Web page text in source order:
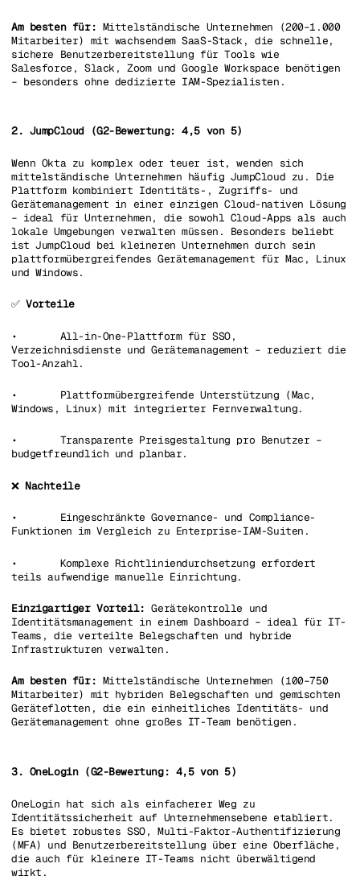
Am besten für: Mittelständische Unternehmen (200–1.000
Mitarbeiter) mit wachsendem SaaS-Stack, die schnelle,
sichere Benutzerbereitstellung für Tools wie
Salesforce, Slack, Zoom und Google Workspace benötigen
– besonders ohne dedizierte IAM-Spezialisten.
2. JumpCloud (G2-Bewertung: 4,5 von 5)
Wenn Okta zu komplex oder teuer ist, wenden sich
mittelständische Unternehmen häufig JumpCloud zu. Die
Plattform kombiniert Identitäts-, Zugriffs- und
Gerätemanagement in einer einzigen Cloud-nativen Lösung
– ideal für Unternehmen, die sowohl Cloud-Apps als auch
lokale Umgebungen verwalten müssen. Besonders beliebt
ist JumpCloud bei kleineren Unternehmen durch sein
plattformübergreifendes Gerätemanagement für Mac, Linux
und Windows.
✅Vorteile
• All-in-One-Plattform für SSO,
Verzeichnisdienste und Gerätemanagement – reduziert die
Tool-Anzahl.
• Plattformübergreifende Unterstützung (Mac,
Windows, Linux) mit integrierter Fernverwaltung.
• Transparente Preisgestaltung pro Benutzer –
budgetfreundlich und planbar.
❌Nachteile
• Eingeschränkte Governance- und Compliance-
Funktionen im Vergleich zu Enterprise-IAM-Suiten.
• Komplexe Richtliniendurchsetzung erfordert
teils aufwendige manuelle Einrichtung.
Einzigartiger Vorteil:Gerätekontrolle und
Identitätsmanagement in einem Dashboard – ideal für IT-
Teams, die verteilte Belegschaften und hybride
Infrastrukturen verwalten.
Am besten für: Mittelständische Unternehmen (100–750
Mitarbeiter) mit hybriden Belegschaften und gemischten
Geräteflotten, die ein einheitliches Identitäts- und
Gerätemanagement ohne großes IT-Team benötigen.
3. OneLogin (G2-Bewertung: 4,5 von 5)
OneLogin hat sich als einfacherer Weg zu
Identitätssicherheit auf Unternehmensebene etabliert.
Es bietet robustes SSO, Multi-Faktor-Authentifizierung
(MFA) und Benutzerbereitstellung über eine Oberfläche,
die auch für kleinere IT-Teams nicht überwältigend
wirkt.